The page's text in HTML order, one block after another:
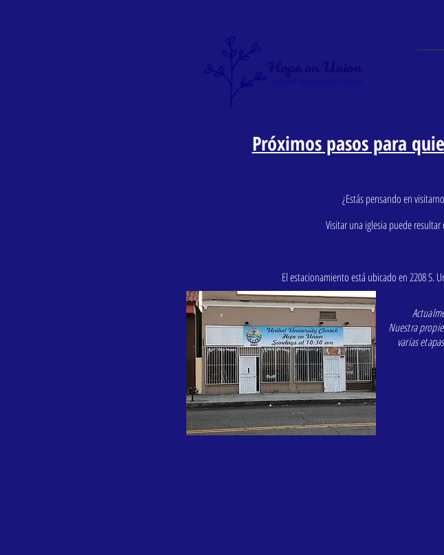
Próximos pasos para
¿Estás pensando en
Visitar una iglesia puede
El estacionamiento está ubicado en 2208 S.
Nuestra
varias